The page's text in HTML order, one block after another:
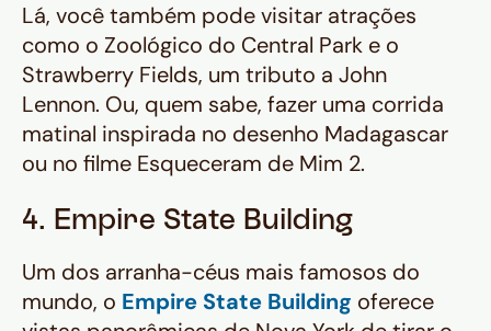
Lá, você também pode visitar atrações
como o Zoológico do Central Park e o
Strawberry Fields, um tributo a John
Lennon. Ou, quem sabe, fazer uma corrida
matinal inspirada no desenho Madagascar
ou no filme Esqueceram de Mim 2.
4. Empire State Building
Um dos arranha-céus mais famosos do
mundo, o Empire State Building oferece